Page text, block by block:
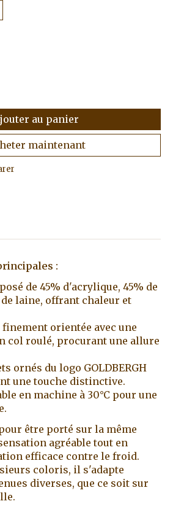
au panier
maintenant
:
de 45% d'acrylique, 45% de
laine, offrant chaleur et
orientée avec une
col roulé, procurant une allure
ornés du logo GOLDBERGH
une touche distinctive.
en machine à 30°C pour une
être porté sur la même
agréable tout en
efficace contre le froid.
coloris, il s'adapte
diverses, que ce soit sur